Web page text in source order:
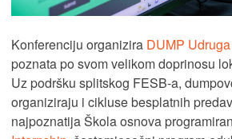
Konferenciju organizira DUMP
poznata po svom velikom doprinosu
Uz podršku splitskog FESB-a,
organiziraju i cikluse besplatnih
najpoznatija Škola osnova